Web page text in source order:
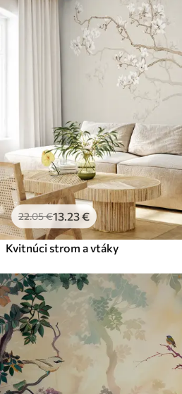
22.05€13.23€
Kvitnúci strom a vtáky